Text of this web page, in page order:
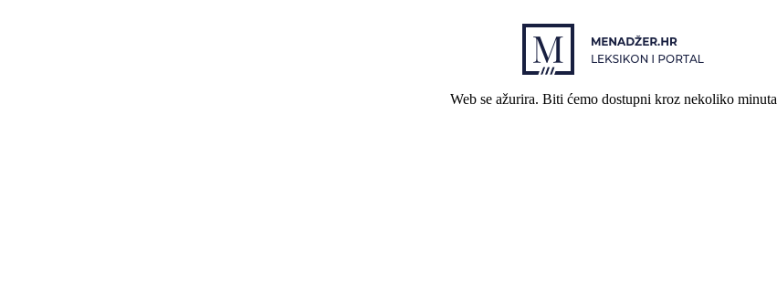
Web se ažurira. Biti ćemo dostupni kroz nekoliko minuta